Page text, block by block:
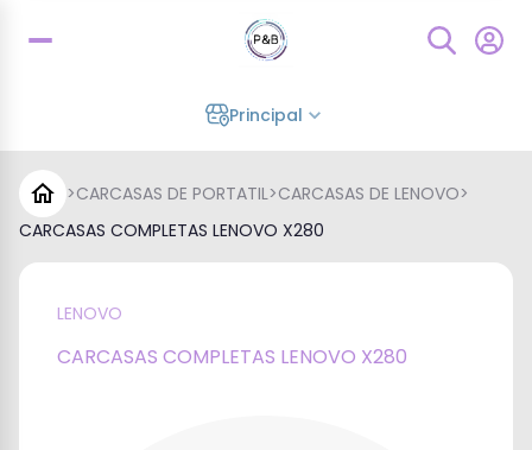
Principal
>CARCASAS DE PORTATIL>CARCASAS DE LENOVO>
CARCASAS COMPLETAS LENOVO X280
LENOVO
CARCASAS COMPLETAS LENOVO X280